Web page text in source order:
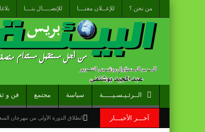
من نحن ؟ للإعــلان معنـــا للإتصــــال بنـــا
الــرئـيـسـيـــــة سياسة مجتمع فن و
آخـــر الأخبـــار انطلاق الدورة الأولى من مهرجان